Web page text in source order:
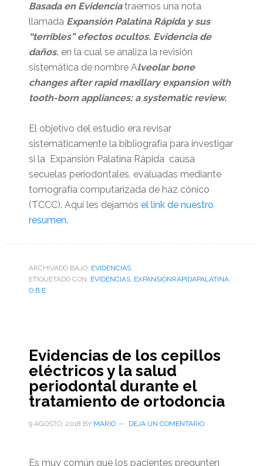
Basada en Evidenciatraemos una nota
llamada Expansión Palatina Rápida y sus
“terribles” efectos ocultos. Evidencia de
daños. en la cual se analiza la revisión
sistemática de nombre Alveolar bone
changes after rapid maxillary expansion with
tooth-born appliances: a systematic review.
El objetivo del estudio era revisar
sistemáticamente la bibliografía para investigar
si la Expansión Palatina Rápida causa
secuelas periodontales, evaluadas mediante
tomografía computarizada de haz cónico
(TCCC). Aquí les dejamos el link de nuestro
resumen.
ARCHIVADO BAJO: EVIDENCIAS
ETIQUETADO CON: EVIDENCIAS, EXPANSIÓNRÁPIDAPALATINA,
O.B.E
Evidencias de los cepillos
eléctricos y la salud
periodontal durante el
tratamiento de ortodoncia
9 AGOSTO, 2018 BY MARIO DEJA UN COMENTARIO
Es muy común que los pacientes pregunten